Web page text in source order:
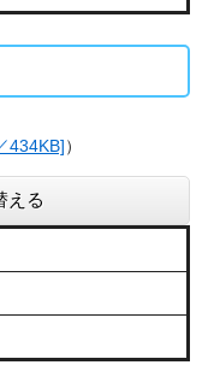
434KB]）
える